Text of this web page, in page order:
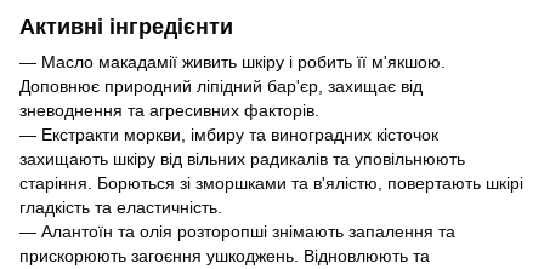
Активні інгредієнти
— Масло макадамії живить шкіру і робить її м'якшою.
Доповнює природний ліпідний бар'єр, захищає від
зневоднення та агресивних факторів.
— Екстракти моркви, імбиру та виноградних кісточок
захищають шкіру від вільних радикалів та уповільнюють
старіння. Борються зі зморшками та в'ялістю, повертають шкірі
гладкість та еластичність.
— Алантоїн та олія розторопші знімають запалення та
прискорюють загоєння ушкоджень. Відновлюють та